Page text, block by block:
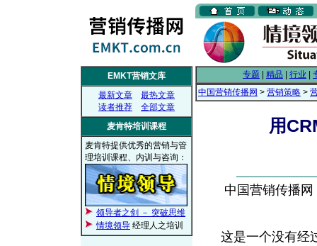
EMKT营销文库
最新文章
最热文章
读者推荐
全部文章
麦肯特培训课程
麦肯特提供优秀的营销与管
理培训课程、内训与咨询：
领导者之剑 － 突破思维
情境领导 经理人之培训
专题 精品 行业
中国营销传播网 > 营销策略 >
用
中国营销传播
这是一个没有经过